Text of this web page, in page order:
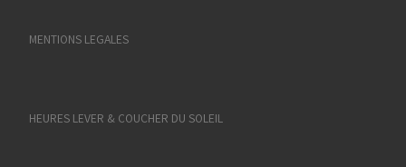
MENTIONS LEGALES
HEURES LEVER & COUCHER DU SOLEIL